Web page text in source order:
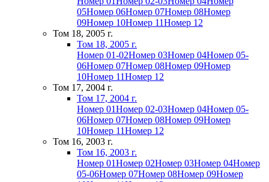
05Номер 06Номер 07Номер 08Номер
09Номер 10Номер 11Номер 12
Том 18, 2005 г.
Том 18, 2005 г.
Номер 01-02Номер 03Номер 04Номер 05-
06Номер 07Номер 08Номер 09Номер
10Номер 11Номер 12
Том 17, 2004 г.
Том 17, 2004 г.
Номер 01Номер 02-03Номер 04Номер 05-
06Номер 07Номер 08Номер 09Номер
10Номер 11Номер 12
Том 16, 2003 г.
Том 16, 2003 г.
Номер 01Номер 02Номер 03Номер 04Номер
05-06Номер 07Номер 08Номер 09Номер